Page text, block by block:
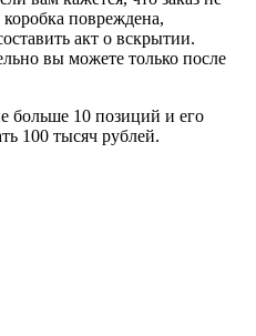
коробка повреждена,
акт о вскрытии.
вы можете только после
больше 10 позиций и его
100 тысяч рублей.